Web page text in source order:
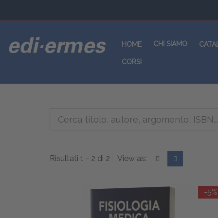
HOME CHI SIAMO
CORSI
Risultati 1 - 2 di 2 View as:
-5%